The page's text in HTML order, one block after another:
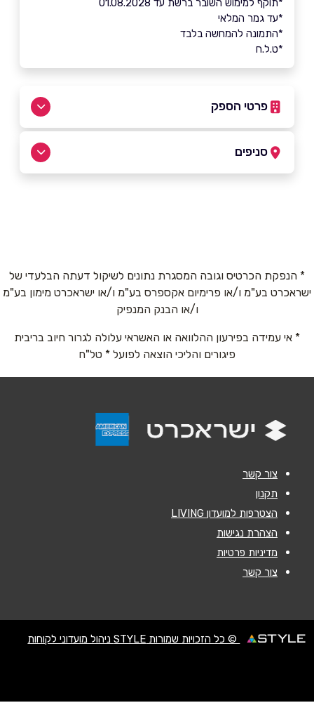
*תוקף למימוש השובר ברשת עד 01.08.2028
*עד גמר המלאי
*התמונה להמחשה בלבד
*ט.ל.ח
פרטי הספק
באתר
טלפון*
אימייל*
סניפים
* הנפקת הכרטיס וגובה המסגרת נתונים לשיקול דעתה הבלעדי של
ישראכרט בע"מ ו/או פרימיום אקספרס בע"מ ו/או ישראכרט מימון בע"מ
ו/או הבנק המנפיק
* אי עמידה בפירעון ההלוואה או האשראי עלולה לגרור חיוב בריבית
פיגורים והליכי הוצאה לפועל * טל"ח
צור קשר
תקנון
הצטרפות למועדון LIVING
הצהרת נגישות
מדיניות פרטיות
צור קשר
© כל הזכויות שמורות STYLE ניהול מועדוני לקוחות